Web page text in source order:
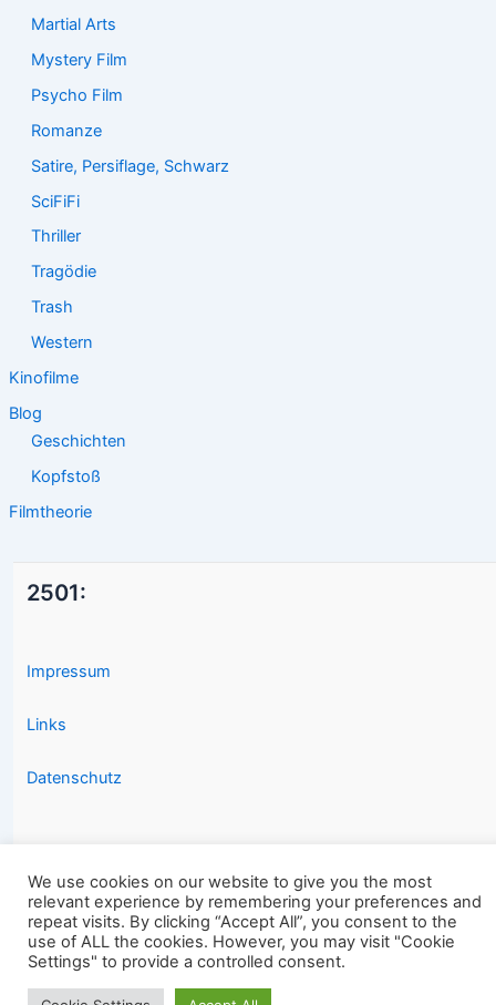
Martial Arts
Mystery Film
Psycho Film
Romanze
Satire, Persiflage, Schwarz
SciFiFi
Thriller
Tragödie
Trash
Western
Kinofilme
Blog
Geschichten
Kopfstoß
Filmtheorie
2501:
Impressum
Links
Datenschutz
Copyright © 2026 2501.eu Gute Filme |
We use cookies on our website to give you the most
relevant experience by remembering your preferences and
repeat visits. By clicking “Accept All”, you consent to the
use of ALL the cookies. However, you may visit "Cookie
Settings" to provide a controlled consent.